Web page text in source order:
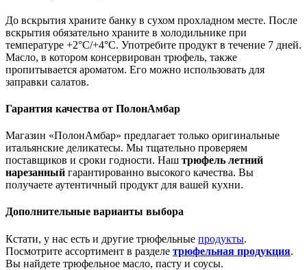
До вскрытия храните банку в сухом прохладном месте. После
вскрытия обязательно храните в холодильнике при
температуре +2°C/+4°C. Употребите продукт в течение 7 дней.
Масло, в котором консервирован трюфель, также
пропитывается ароматом. Его можно использовать для
заправки салатов.
Гарантия качества от ПолонАмбар
Магазин «ПолонАмбар» предлагает только оригинальные
итальянские деликатесы. Мы тщательно проверяем
поставщиков и сроки годности. Наш трюфель летний
нарезанный гарантированно высокого качества. Вы
получаете аутентичный продукт для вашей кухни.
Дополнительные варианты выбора
Кстати, у нас есть и другие трюфельные продукты.
Посмотрите ассортимент в разделе трюфельная продукция.
Вы найдете трюфельное масло, пасту и соусы.